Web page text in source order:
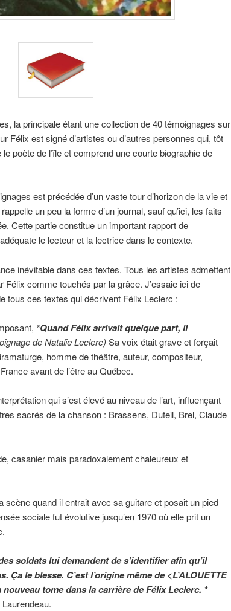
la principale étant une collection de 40 témoignages sur
Félix est signé d’artistes ou d’autres personnes qui, tôt
poète de l’île et comprend une courte biographie de
est précédée d’un vaste tour d’horizon de la vie et
un peu la forme d’un journal, sauf qu’ici, les faits
Cette partie constitue un important rapport de
le lecteur et la lectrice dans le contexte.
inévitable dans ces textes. Tous les artistes admettent
Félix comme touchés par la grâce. J’essaie ici de
tous ces textes qui décrivent Félix Leclerc :
*Quand Félix arrivait quelque part, il
de Natalie Leclerc) Sa voix était grave et forçait
homme de théâtre, auteur, compositeur,
avant de l’être au Québec.
qui s’est élevé au niveau de l’art, influençant
sacrés de la chanson : Brassens, Duteil, Brel, Claude
casanier mais paradoxalement chaleureux et
scène quand il entrait avec sa guitare et posait un pied
sociale fut évolutive jusqu’en 1970 où elle prit un
soldats lui demandent de s’identifier afin qu’il
Ça le blesse. C’est l’origine même de <L’ALOUETTE
tome dans la carrière de Félix Leclerc. *